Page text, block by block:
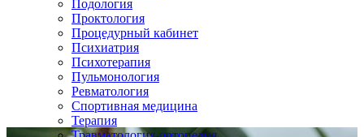
Подология
Проктология
Процедурный кабинет
Психиатрия
Психотерапия
Пульмонология
Ревматология
Спортивная медицина
Терапия